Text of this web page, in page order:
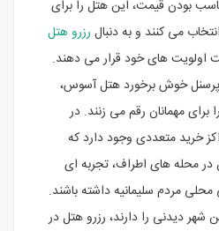
بودن قیمت، این هتل را برای
می کنند و به دنبال رزرو هتل
اولویت های خود قرار می دهند.
پرسنل خوش برخورد هتل آسوس،
برای مهمانان رقم می زنند. در
خرید متعددی وجود دارد که
در محله های اطراف، تجربه ای
مردم سلیمانیه داشته باشند.
دیدنی را دارند، رزرو هتل در